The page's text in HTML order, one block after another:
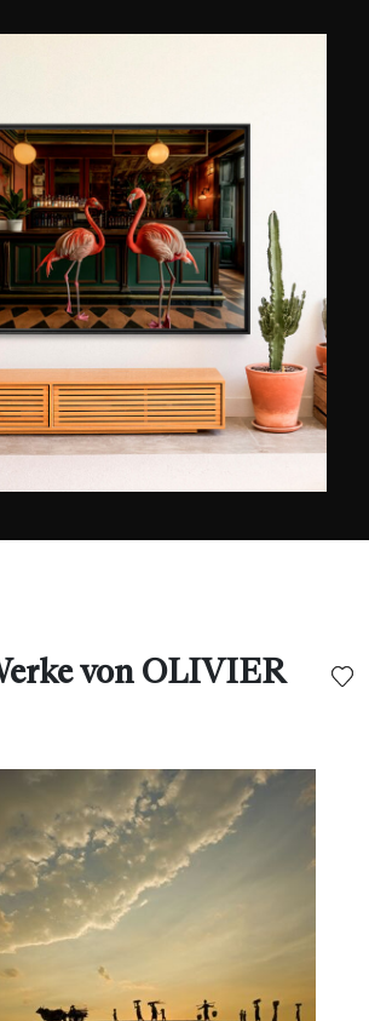
er später finanzieren würde.
Bericht über ihre gemeinsame
1991 beim World Press Photo
Im folgenden Jahr gründete er
(Humanity Organization for
im Dienste der
Olivier Föllmi erzählt in
und kürzlich in einem Film
in weit entfernte Länder.
von renommierten
National Geographic, Paris
von OLIVIER